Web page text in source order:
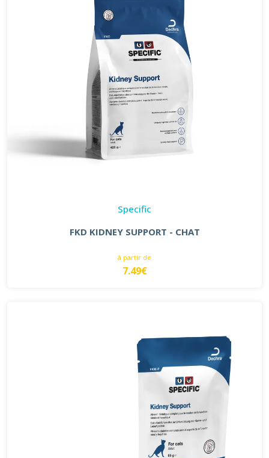
Specific
FKD KIDNEY SUPPORT - CHAT
à partir de
7.49€